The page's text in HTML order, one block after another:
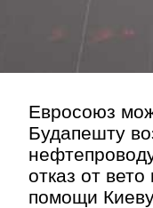
Евросоюз
Будапешту
отказ от
помощи